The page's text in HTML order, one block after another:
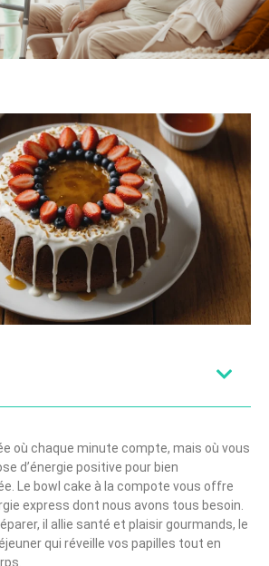
où chaque minute compte, mais où vous
d’énergie positive pour bien
Le bowl cake à la compote vous offre
express dont nous avons tous besoin.
il allie santé et plaisir gourmands, le
qui réveille vos papilles tout en